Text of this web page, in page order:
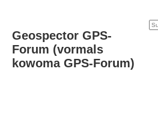
Geospector GPS-
Forum (vormals
kowoma GPS-Forum)